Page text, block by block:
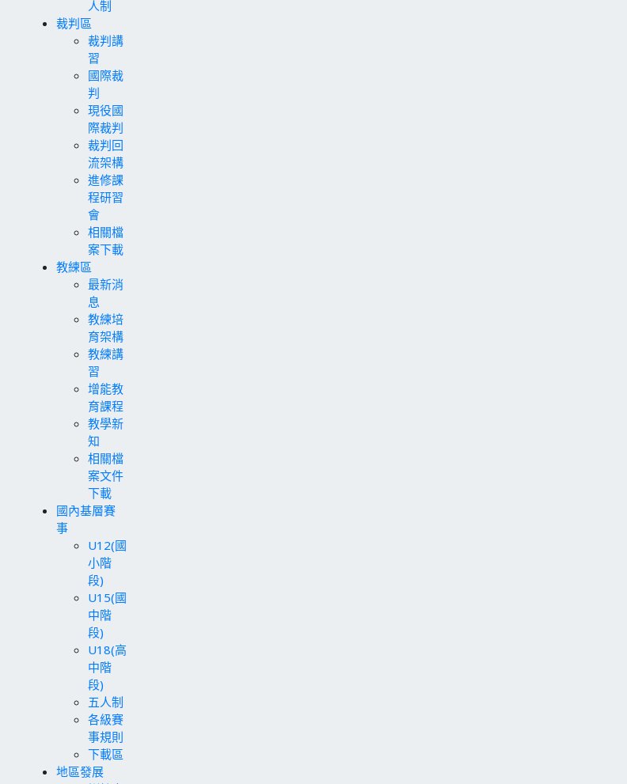
人制
裁判區
裁判講
習
國際裁
判
現役國
際裁判
裁判回
流架構
進修課
程研習
會
相關檔
案下載
教練區
最新消
息
教練培
育架構
教練講
習
增能教
育課程
教學新
知
相關檔
案文件
下載
國內基層賽
事
U12(國
小階
段)
U15(國
中階
段)
U18(高
中階
段)
五人制
各級賽
事規則
下載區
地區發展